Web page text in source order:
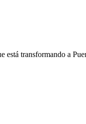
está transformando a